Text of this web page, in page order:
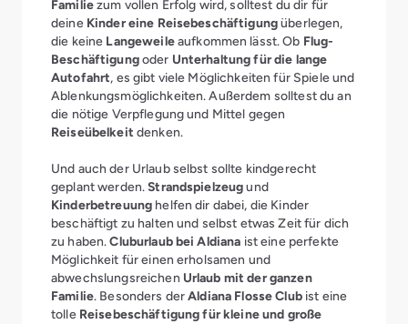
Familiezum vollen Erfolg wird, solltest du dir für
deine Kinder eine Reisebeschäftigungüberlegen,
die keine Langeweileaufkommen lässt. Ob Flug-
Beschäftigungoder Unterhaltung für die lange
Autofahrt, es gibt viele Möglichkeiten für Spiele und
Ablenkungsmöglichkeiten. Außerdem solltest du an
die nötige Verpflegung und Mittel gegen
Reiseübelkeit denken.
Und auch der Urlaub selbst sollte kindgerecht
geplant werden.Strandspielzeugund
Kinderbetreuung helfen dir dabei, die Kinder
beschäftigt zu halten und selbst etwas Zeit für dich
zu haben.Cluburlaub bei Aldiana ist eine perfekte
Möglichkeit für einen erholsamen und
abwechslungsreichen Urlaub mit der ganzen
Familie. Besonders derAldiana Flosse Clubist eine
tolle Reisebeschäftigung für kleine und große